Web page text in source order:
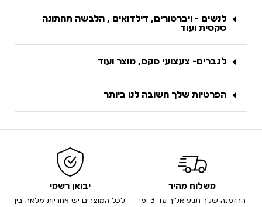
לנשים - ויברטורים, דילדואים , הלבשה תחתונה
סקסית ועוד
לגברים- צעצועי סקס, מוצר ועוד
הפרטיות שלך חשובה לנו ביותר
משלוח מהיר
ההזמנה שלך תגיע אליך עד 3 ימי
יבואן רשמי
לכל המוצרים יש אחריות מלאה בין